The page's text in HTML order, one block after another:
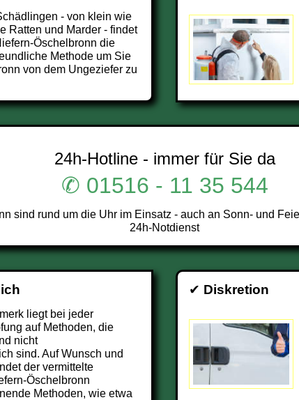
- von klein wie
Ratten und Marder - findet
Öschelbronn die
Methode um Sie
von dem Ungeziefer zu
24h-Hotline - immer für Sie da
✆ 01516 - 11 35 544
sind rund um die Uhr im Einsatz - auch an Sonn- und
24h-Notdienst
liegt bei jeder
auf Methoden, die
nicht
sind. Auf Wunsch und
der vermittelte
Öschelbronn
Methoden, wie etwa
✔ Diskretion